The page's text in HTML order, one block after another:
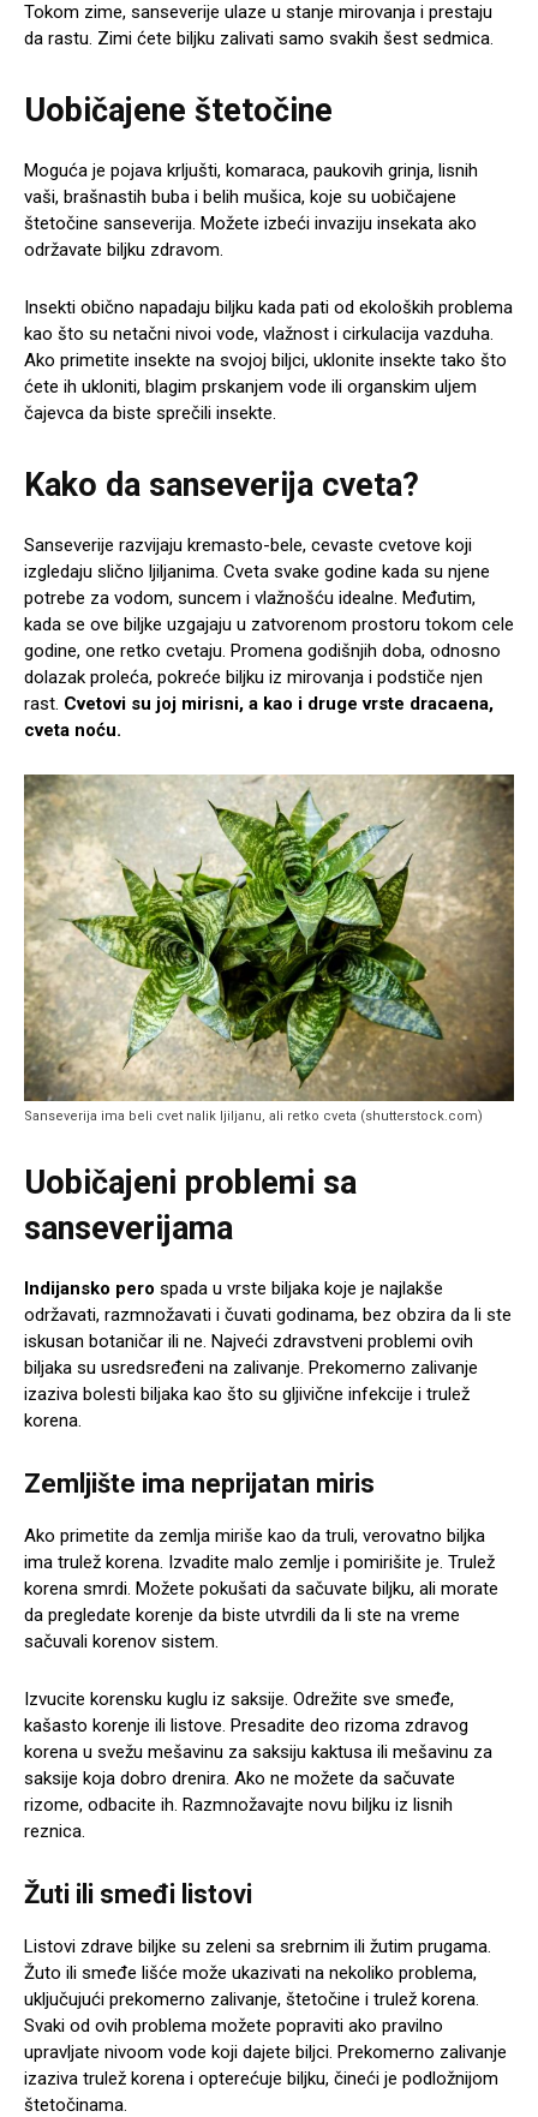
Tokom zime, sanseverije ulaze u stanje mirovanja i prestaju
da rastu. Zimi ćete biljku zalivati samo svakih šest sedmica.
Uobičajene štetočine
Moguća je pojava krljušti, komaraca, paukovih grinja, lisnih
vaši, brašnastih buba i belih mušica, koje su uobičajene
štetočine sanseverija. Možete izbeći invaziju insekata ako
održavate biljku zdravom.
Insekti obično napadaju biljku kada pati od ekoloških problema
kao što su netačni nivoi vode, vlažnost i cirkulacija vazduha.
Ako primetite insekte na svojoj biljci, uklonite insekte tako što
ćete ih ukloniti, blagim prskanjem vode ili organskim uljem
čajevca da biste sprečili insekte.
Kako da sanseverija cveta?
Sanseverije razvijaju kremasto-bele, cevaste cvetove koji
izgledaju slično ljiljanima. Cveta svake godine kada su njene
potrebe za vodom, suncem i vlažnošću idealne. Međutim,
kada se ove biljke uzgajaju u zatvorenom prostoru tokom cele
godine, one retko cvetaju. Promena godišnjih doba, odnosno
dolazak proleća, pokreće biljku iz mirovanja i podstiče njen
rast. Cvetovi su joj mirisni, a kao i druge vrste dracaena,
cveta noću.
Sanseverija ima beli cvet nalik ljiljanu, ali retko cveta (shutterstock.com)
Uobičajeni problemi sa
sanseverijama
Indijansko pero spada u vrste biljaka koje je najlakše
održavati, razmnožavati i čuvati godinama, bez obzira da li ste
iskusan botaničar ili ne. Najveći zdravstveni problemi ovih
biljaka su usredsređeni na zalivanje. Prekomerno zalivanje
izaziva bolesti biljaka kao što su gljivične infekcije i trulež
korena.
Zemljište ima neprijatan miris
Ako primetite da zemlja miriše kao da truli, verovatno biljka
ima trulež korena. Izvadite malo zemlje i pomirišite je. Trulež
korena smrdi. Možete pokušati da sačuvate biljku, ali morate
da pregledate korenje da biste utvrdili da li ste na vreme
sačuvali korenov sistem.
Izvucite korensku kuglu iz saksije. Odrežite sve smeđe,
kašasto korenje ili listove. Presadite deo rizoma zdravog
korena u svežu mešavinu za saksiju kaktusa ili mešavinu za
saksije koja dobro drenira. Ako ne možete da sačuvate
rizome, odbacite ih. Razmnožavajte novu biljku iz lisnih
reznica.
Žuti ili smeđi listovi
Listovi zdrave biljke su zeleni sa srebrnim ili žutim prugama.
Žuto ili smeđe lišće može ukazivati ​​na nekoliko problema,
uključujući prekomerno zalivanje, štetočine i trulež korena.
Svaki od ovih problema možete popraviti ako pravilno
upravljate nivoom vode koji dajete biljci. Prekomerno zalivanje
izaziva trulež korena i opterećuje biljku, čineći je podložnijom
štetočinama.